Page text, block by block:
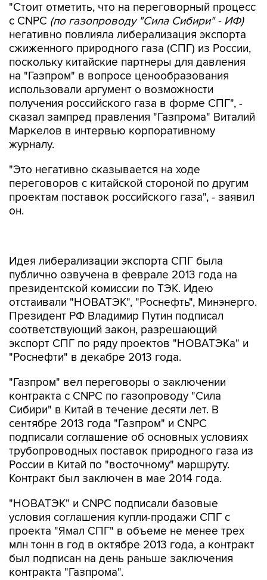
"Стоит отметить, что на переговорный процесс
с CNPC (по газопроводу "Сила Сибири" - ИФ)
негативно повлияла либерализация экспорта
сжиженного природного газа (СПГ) из России,
поскольку китайские партнеры для давления
на "Газпром" в вопросе ценообразования
использовали аргумент о возможности
получения российского газа в форме СПГ", -
сказал зампред правления "Газпрома" Виталий
Маркелов в интервью корпоративному
журналу.
"Это негативно сказывается на ходе
переговоров с китайской стороной по другим
проектам поставок российского газа", - заявил
он.
Идея либерализации экспорта СПГ была
публично озвучена в феврале 2013 года на
президентской комиссии по ТЭК. Идею
отстаивали "НОВАТЭК", "Роснефть", Минэнерго.
Президент РФ Владимир Путин подписал
соответствующий закон, разрешающий
экспорт СПГ по ряду проектов "НОВАТЭКа" и
"Роснефти" в декабре 2013 года.
"Газпром" вел переговоры о заключении
контракта с CNPC по газопроводу "Сила
Сибири" в Китай в течение десяти лет. В
сентябре 2013 года "Газпром" и CNPC
подписали cоглашение об основных условиях
трубопроводных поставок природного газа из
России в Китай по "восточному" маршруту.
Контракт был заключен в мае 2014 года.
"НОВАТЭК" и CNPC подписали базовые
условия соглашения купли-продажи СПГ с
проекта "Ямал СПГ" в объеме не менее трех
млн тонн в год в октябре 2013 года, а контракт
был подписан на день раньше заключения
контракта "Газпрома".